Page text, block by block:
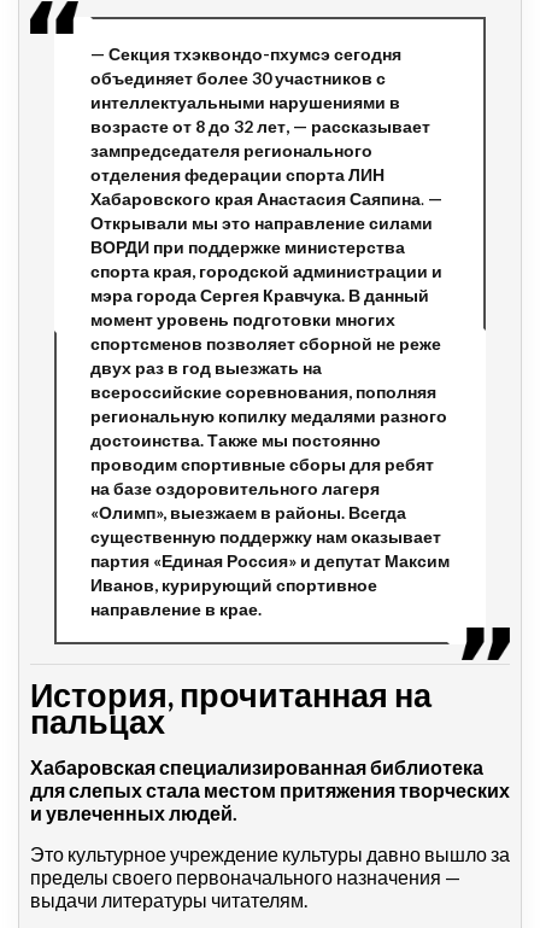
— Секция тхэквондо-пхумсэ сегодня
объединяет более 30 участников с
интеллектуальными нарушениями в
возрасте от 8 до 32 лет, — рассказывает
зампредседателя регионального
отделения федерации спорта ЛИН
Хабаровского края Анастасия Саяпина. —
Открывали мы это направление силами
ВОРДИ при поддержке министерства
спорта края, городской администрации и
мэра города Сергея Кравчука. В данный
момент уровень подготовки многих
спортсменов позволяет сборной не реже
двух раз в год выезжать на
всероссийские соревнования, пополняя
региональную копилку медалями разного
достоинства. Также мы постоянно
проводим спортивные сборы для ребят
на базе оздоровительного лагеря
«Олимп», выезжаем в районы. Всегда
существенную поддержку нам оказывает
партия «Единая Россия» и депутат Максим
Иванов, курирующий спортивное
направление в крае.
История, прочитанная на
пальцах
Хабаровская специализированная библиотека
для слепых стала местом притяжения творческих
и увлеченных людей.
Это культурное учреждение культуры давно вышло за
пределы своего первоначального назначения —
выдачи литературы читателям.